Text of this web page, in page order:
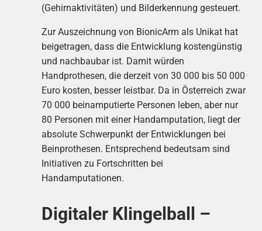
(Gehirnaktivitäten) und Bilderkennung gesteuert.
Zur Auszeichnung von BionicArm als Unikat hat
beigetragen, dass die Entwicklung kostengünstig
und nachbaubar ist. Damit würden
Handprothesen, die derzeit von 30 000 bis 50 000
Euro kosten, besser leistbar. Da in Österreich zwar
70 000 beinamputierte Personen leben, aber nur
80 Personen mit einer Handamputation, liegt der
absolute Schwerpunkt der Entwicklungen bei
Beinprothesen. Entsprechend bedeutsam sind
Initiativen zu Fortschritten bei
Handamputationen.
Digitaler Klingelball –